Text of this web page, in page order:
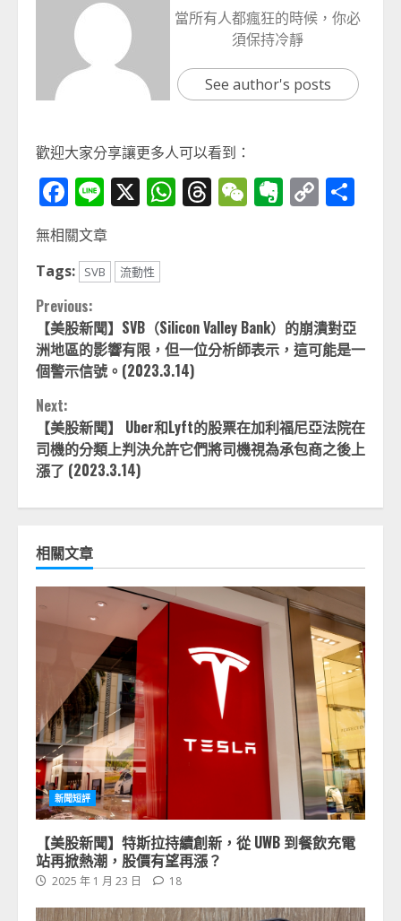
當所有人都瘋狂的時候，你必
須保持冷靜
See author's posts
歡迎大家分享讓更多人可以看到：
Facebook
Line
X WhatsApp
Threads
WeChat
Evernote
Copy
Link
無相關文章
Tags:
SVB 流動性
Continue
Reading
Previous:
【美股新聞】SVB（Silicon Valley Bank）的崩潰對亞
洲地區的影響有限，但一位分析師表示，這可能是一
個警示信號。(2023.3.14)
Next:
【美股新聞】 Uber和Lyft的股票在加利福尼亞法院在
司機的分類上判決允許它們將司機視為承包商之後上
漲了 (2023.3.14)
相關文章
新聞短評
【美股新聞】特斯拉持續創新，從 UWB 到餐飲充電
站再掀熱潮，股價有望再漲？
2025 年 1 月 23 日 18